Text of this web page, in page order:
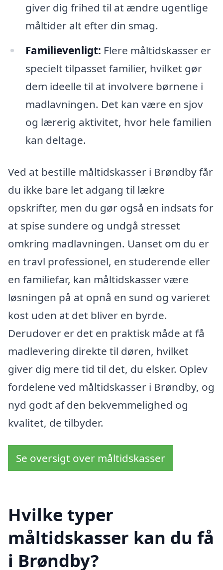
giver dig frihed til at ændre ugentlige
måltider alt efter din smag.
Familievenligt: Flere måltidskasser er
specielt tilpasset familier, hvilket gør
dem ideelle til at involvere børnene i
madlavningen. Det kan være en sjov
og lærerig aktivitet, hvor hele familien
kan deltage.
Ved at bestille måltidskasser i Brøndby får
du ikke bare let adgang til lækre
opskrifter, men du gør også en indsats for
at spise sundere og undgå stresset
omkring madlavningen. Uanset om du er
en travl professionel, en studerende eller
en familiefar, kan måltidskasser være
løsningen på at opnå en sund og varieret
kost uden at det bliver en byrde.
Derudover er det en praktisk måde at få
madlevering direkte til døren, hvilket
giver dig mere tid til det, du elsker. Oplev
fordelene ved måltidskasser i Brøndby, og
nyd godt af den bekvemmelighed og
kvalitet, de tilbyder.
Se oversigt over måltidskasser
Hvilke typer
måltidskasser kan du få
i Brøndby?